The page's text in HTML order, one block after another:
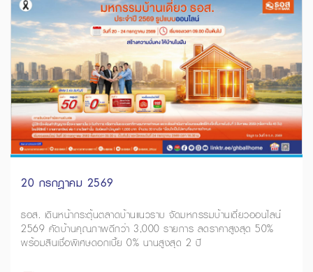
20 กรกฎาคม 2569
ธอส. เดินหน้ากระตุ้นตลาดบ้านแนวราบ จัดมหกรรมบ้านเดี่ยวออนไลน์
2569 คัดบ้านคุณภาพดีกว่า 3,000 รายการ ลดราคาสูงสุด 50%
พร้อมสินเชื่อพิเศษดอกเบี้ย 0% นานสูงสุด 2 ปี